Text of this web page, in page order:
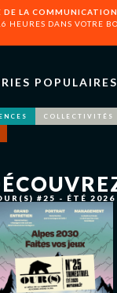
DE LA
HEURES DANS VOTRE
POPULAIRES
COLLECTIVITÉS
#25 - ÉTÉ 2026